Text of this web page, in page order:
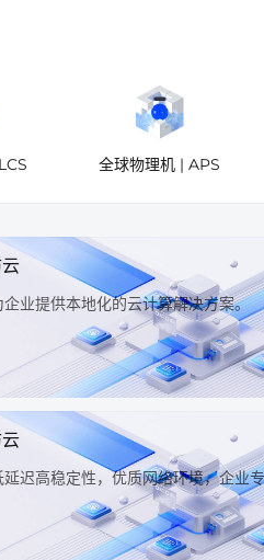
全球物理机 | APS
业提供本地化的云计算解决方案。
迟高稳定性，优质网络环境，企业